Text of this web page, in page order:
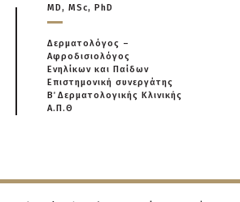
MD, MSc, PhD
Δερματολόγος –
Αφροδισιολόγος
Ενηλίκων και Παίδων
Επιστημονική συνεργάτης
Β΄ Δερματολογικής Κλινικής
Α.Π.Θ